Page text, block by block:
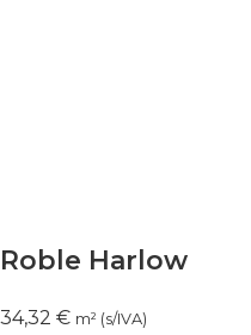
Roble Harlow
34,32 € m² (s/IVA)